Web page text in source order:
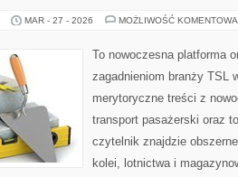
MAR - 27 - 2026 MOŻLIWOŚĆ
To nowoczesna platforma
zagadnieniom branży TSL
merytoryczne treści z
transport pasażerski oraz
czytelnik znajdzie
kolei, lotnictwa i